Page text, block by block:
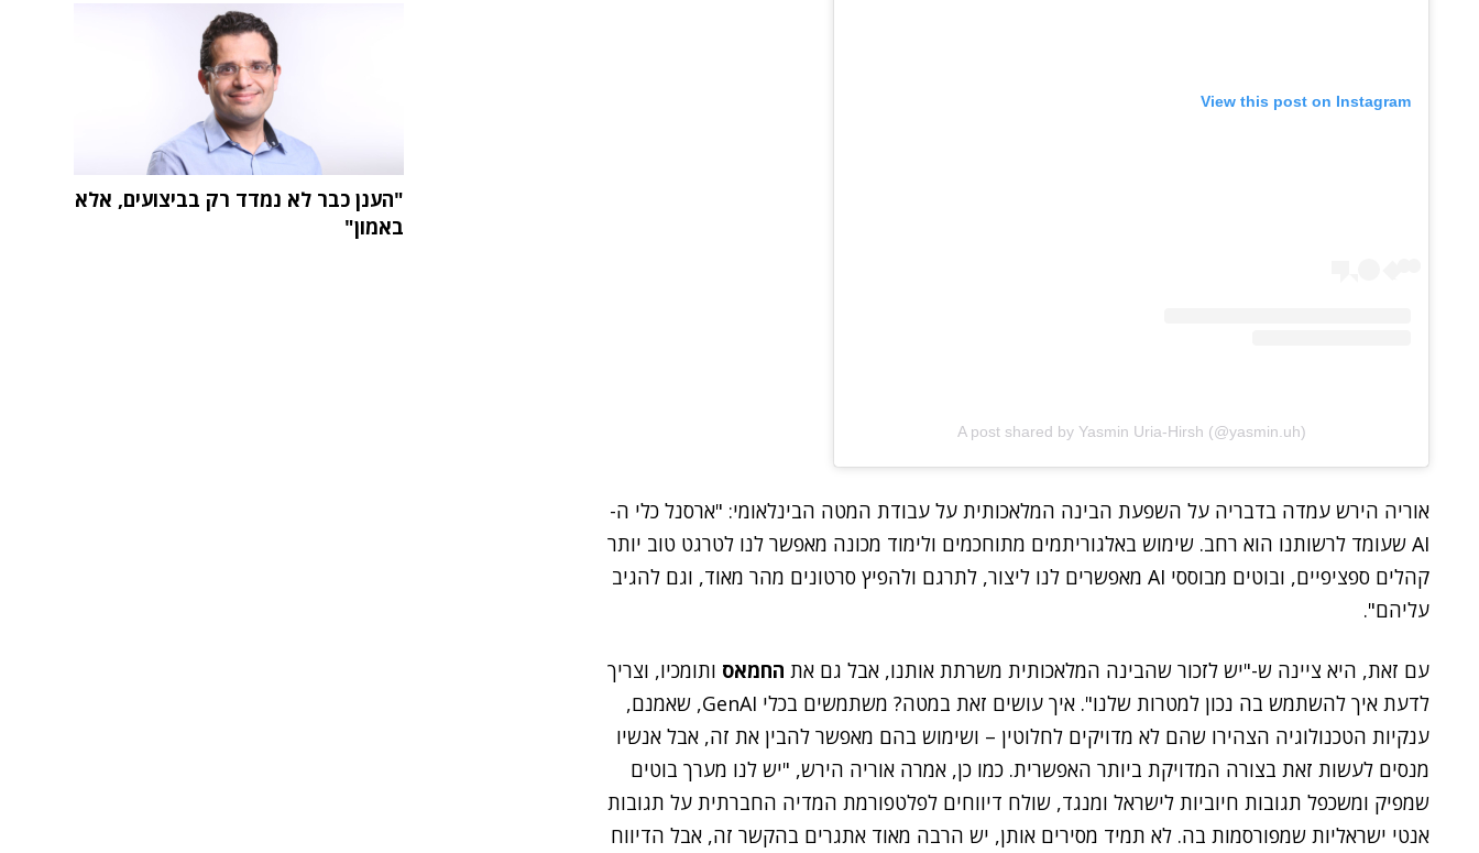
View this post on Instagram
A post shared by Yasmin Uria-Hirsh (@yasmin.uh)
אוריה הירש עמדה בדבריה על השפעת הבינה המלאכותית על עבודת המטה הבינלאומי: "ארסנל כלי ה-
AI שעומד לרשותנו הוא רחב. שימוש באלגוריתמים מתוחכמים ולימוד מכונה מאפשר לנו לטרגט טוב יותר
קהלים ספציפיים, ובוטים מבוססי AI מאפשרים לנו ליצור, לתרגם ולהפיץ סרטונים מהר מאוד, וגם להגיב
עליהם".
עם זאת, היא ציינה ש-"יש לזכור שהבינה המלאכותית משרתת אותנו, אבל גם את החמאס ותומכיו, וצריך
לדעת איך להשתמש בה נכון למטרות שלנו". איך עושים זאת במטה? משתמשים בכלי GenAI, שאמנם,
ענקיות הטכנולוגיה הצהירו שהם לא מדויקים לחלוטין – ושימוש בהם מאפשר להבין את זה, אבל אנשיו
מנסים לעשות זאת בצורה המדויקת ביותר האפשרית. כמו כן, אמרה אוריה הירש, "יש לנו מערך בוטים
שמפיק ומשכפל תגובות חיוביות לישראל ומנגד, שולח דיווחים לפלטפורמת המדיה החברתית על תגובות
אנטי ישראליות שמפורסמות בה. לא תמיד מסירים אותן, יש הרבה מאוד אתגרים בהקשר זה, אבל הדיווח
"הענן כבר לא נמדד רק בביצועים, אלא
באמון"